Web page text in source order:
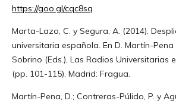
https://goo.gl/cqc8sq
Marta-Lazo, C. y Segura, A. (2014).
universitaria española. En D. Martín-Pena
Sobrino (Eds.), Las Radios Universitarias
(pp. 101-115). Madrid: Fragua.
Martín-Pena, D.; Contreras-Púlido, P. y